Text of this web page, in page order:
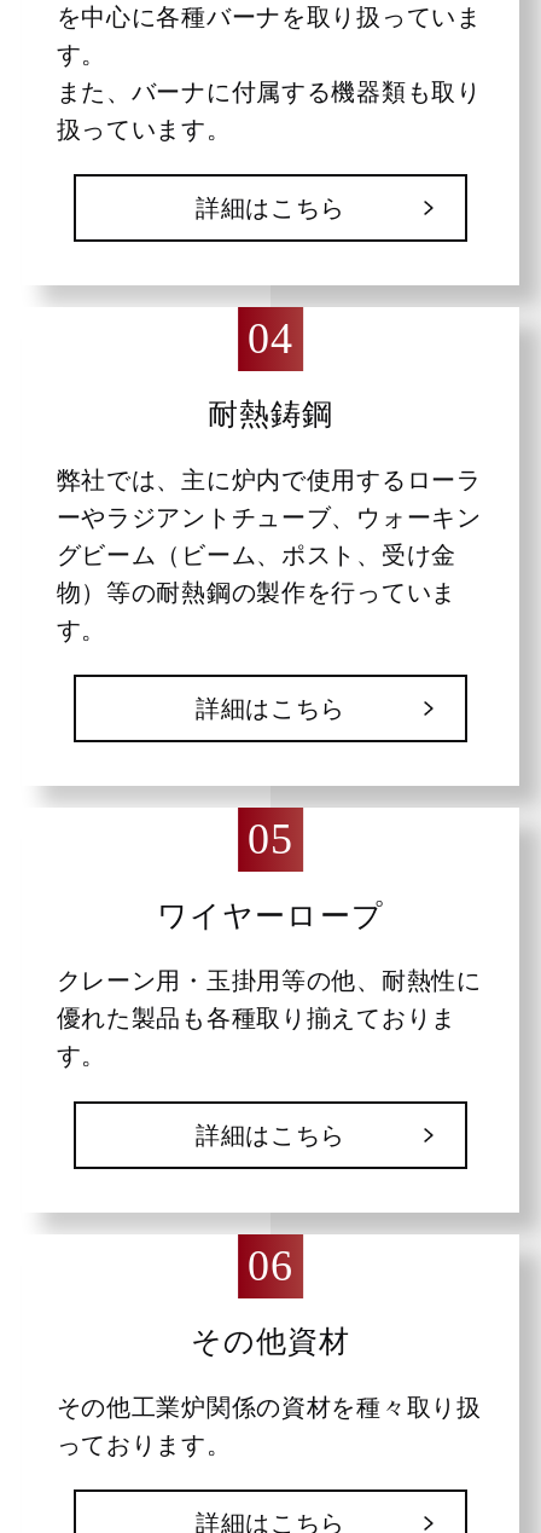
を中心に各種バーナを取り扱っていま
す。
また、バーナに付属する機器類も取り
扱っています。
詳細はこちら
耐熱鋳鋼
弊社では、主に炉内で使用するローラ
ーやラジアントチューブ、ウォーキン
グビーム（ビーム、ポスト、受け金
物）等の耐熱鋼の製作を行っていま
す。
詳細はこちら
ワイヤーロープ
クレーン用・玉掛用等の他、耐熱性に
優れた製品も各種取り揃えておりま
す。
詳細はこちら
その他資材
その他工業炉関係の資材を種々取り扱
っております。
詳細はこちら